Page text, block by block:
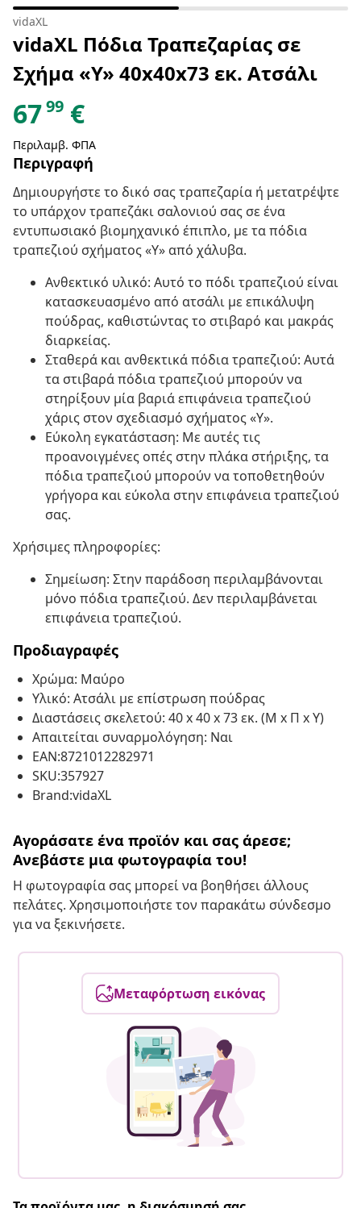
vidaXL
vidaXL Πόδια Τραπεζαρίας σε
Σχήμα «Y» 40x40x73 εκ. Ατσάλι
6799 €
Περιλαμβ. ΦΠΑ
Περιγραφή
Δημιουργήστε το δικό σας τραπεζαρία ή μετατρέψτε
το υπάρχον τραπεζάκι σαλονιού σας σε ένα
εντυπωσιακό βιομηχανικό έπιπλο, με τα πόδια
τραπεζιού σχήματος «Υ» από χάλυβα.
Ανθεκτικό υλικό: Αυτό το πόδι τραπεζιού είναι
κατασκευασμένο από ατσάλι με επικάλυψη
πούδρας, καθιστώντας το στιβαρό και μακράς
διαρκείας.
Σταθερά και ανθεκτικά πόδια τραπεζιού: Αυτά
τα στιβαρά πόδια τραπεζιού μπορούν να
στηρίξουν μία βαριά επιφάνεια τραπεζιού
χάρις στον σχεδιασμό σχήματος «Υ».
Εύκολη εγκατάσταση: Με αυτές τις
προανοιγμένες οπές στην πλάκα στήριξης, τα
πόδια τραπεζιού μπορούν να τοποθετηθούν
γρήγορα και εύκολα στην επιφάνεια τραπεζιού
σας.
Χρήσιμες πληροφορίες:
Σημείωση: Στην παράδοση περιλαμβάνονται
μόνο πόδια τραπεζιού. Δεν περιλαμβάνεται
επιφάνεια τραπεζιού.
Προδιαγραφές
Χρώμα: Μαύρο
Υλικό: Ατσάλι με επίστρωση πούδρας
Διαστάσεις σκελετού: 40 x 40 x 73 εκ. (Μ x Π x Υ)
Απαιτείται συναρμολόγηση: Ναι
EAN:8721012282971
SKU:357927
Brand:vidaXL
Αγοράσατε ένα προϊόν και σας άρεσε;
Ανεβάστε μια φωτογραφία του!
Η φωτογραφία σας μπορεί να βοηθήσει άλλους
πελάτες. Χρησιμοποιήστε τον παρακάτω σύνδεσμο
για να ξεκινήσετε.
Μεταφόρτωση εικόνας